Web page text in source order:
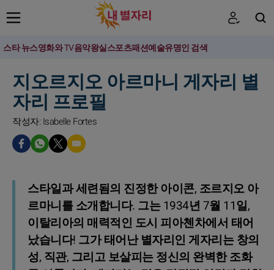
스타 뉴스영화와 TV음악왕실스포츠패션예술유명인 검색
지오르지오 아르마니 게자리 별
자리 프로필
작성자: Isabelle Fortes
스타일과 세련됨의 진정한 아이콘, 조르지오 아
르마니를 소개합니다. 그는 1934년 7월 11일,
이탈리아의 매력적인 도시 피아첸차에서 태어
났습니다! 그가 태어난 별자리인 게자리는 창의
성, 직관, 그리고 보살피는 정신의 완벽한 조화